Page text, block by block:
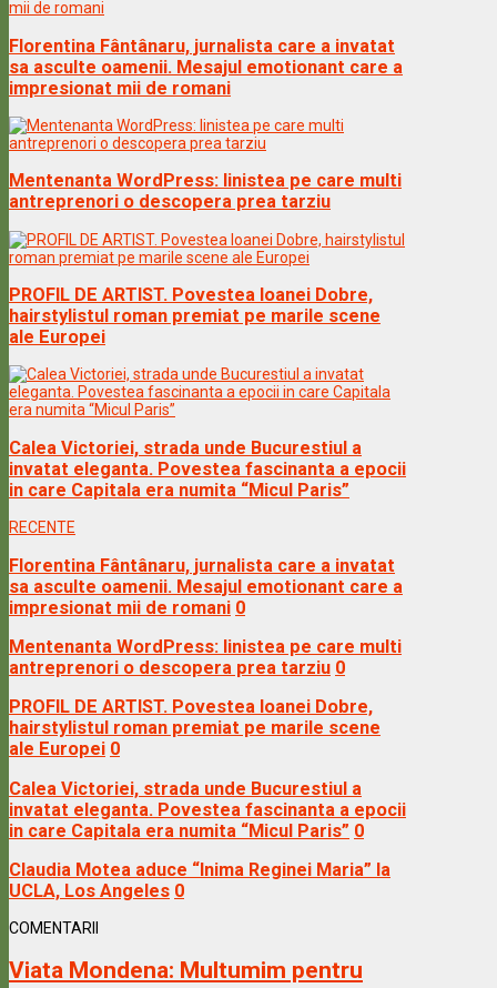
Florentina Fântânaru, jurnalista care a invatat
sa asculte oamenii. Mesajul emotionant care a
impresionat mii de romani
Mentenanta WordPress: linistea pe care multi
antreprenori o descopera prea tarziu
PROFIL DE ARTIST. Povestea Ioanei Dobre,
hairstylistul roman premiat pe marile scene
ale Europei
Calea Victoriei, strada unde Bucurestiul a
invatat eleganta. Povestea fascinanta a epocii
in care Capitala era numita “Micul Paris”
RECENTE
Florentina Fântânaru, jurnalista care a invatat
sa asculte oamenii. Mesajul emotionant care a
impresionat mii de romani 0
Mentenanta WordPress: linistea pe care multi
antreprenori o descopera prea tarziu 0
PROFIL DE ARTIST. Povestea Ioanei Dobre,
hairstylistul roman premiat pe marile scene
ale Europei 0
Calea Victoriei, strada unde Bucurestiul a
invatat eleganta. Povestea fascinanta a epocii
in care Capitala era numita “Micul Paris” 0
Claudia Motea aduce “Inima Reginei Maria” la
UCLA, Los Angeles 0
COMENTARII
Viata Mondena: Multumim pentru